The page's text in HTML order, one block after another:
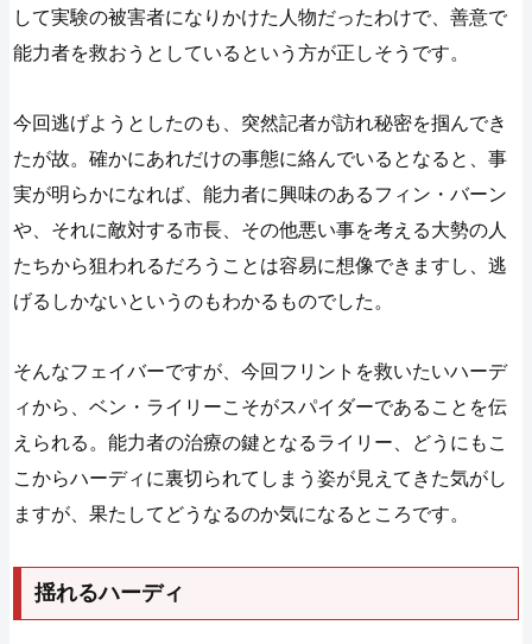
して実験の被害者になりかけた人物だったわけで、善意で
能力者を救おうとしているという方が正しそうです。
今回逃げようとしたのも、突然記者が訪れ秘密を掴んでき
たが故。確かにあれだけの事態に絡んでいるとなると、事
実が明らかになれば、能力者に興味のあるフィン・バーン
や、それに敵対する市長、その他悪い事を考える大勢の人
たちから狙われるだろうことは容易に想像できますし、逃
げるしかないというのもわかるものでした。
そんなフェイバーですが、今回フリントを救いたいハーデ
ィから、ベン・ライリーこそがスパイダーであることを伝
えられる。能力者の治療の鍵となるライリー、どうにもこ
こからハーディに裏切られてしまう姿が見えてきた気がし
ますが、果たしてどうなるのか気になるところです。
揺れるハーディ